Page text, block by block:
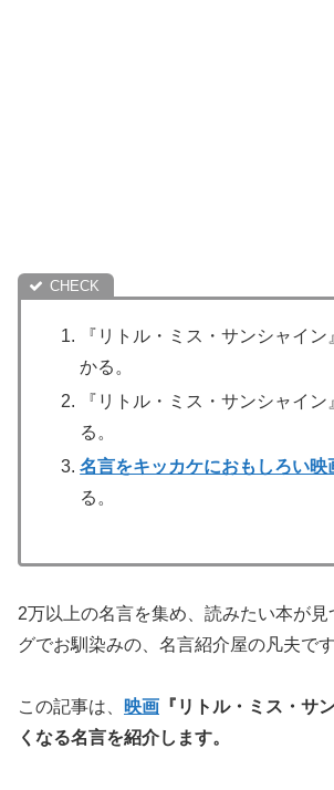
『リトル・ミス・サンシャイ
かる。
『リトル・ミス・サンシャイ
る。
名言をキッカケにおもしろい映
る。
2万以上の名言を集め、読みたい本が見
グでお馴染みの、名言紹介屋の凡夫です
この記事は、 映画 『リトル・ミス・サ
くなる名言を紹介します。